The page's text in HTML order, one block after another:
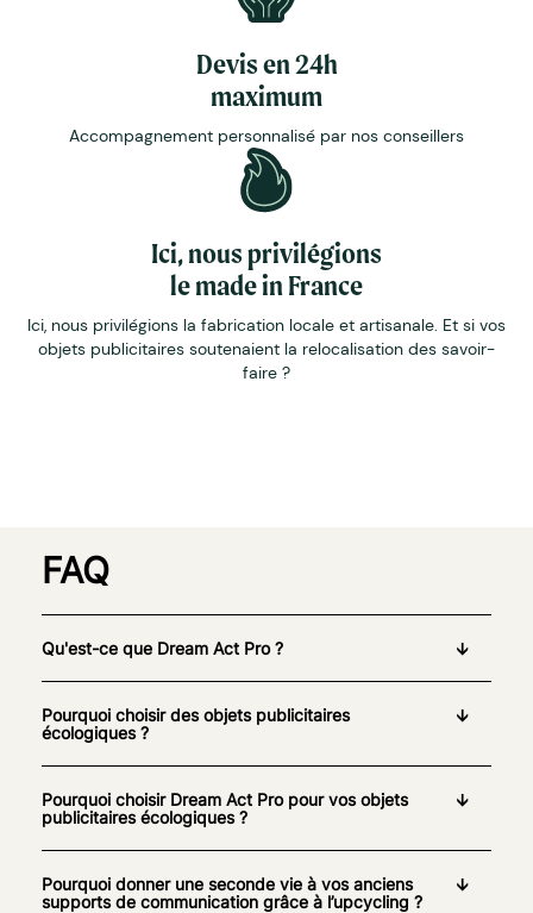
Devis en 24h
maximum
Accompagnement personnalisé par nos conseillers
Ici, nous privilégions
le made in France
Ici, nous privilégions la fabrication locale et artisanale. Et si vos
objets publicitaires soutenaient la relocalisation des savoir-
faire ?
FAQ
Qu'est-ce que Dream Act Pro ?
Pourquoi choisir des objets publicitaires
écologiques ?
Pourquoi choisir Dream Act Pro pour vos objets
publicitaires écologiques ?
Pourquoi donner une seconde vie à vos anciens
supports de communication grâce à l’upcycling ?